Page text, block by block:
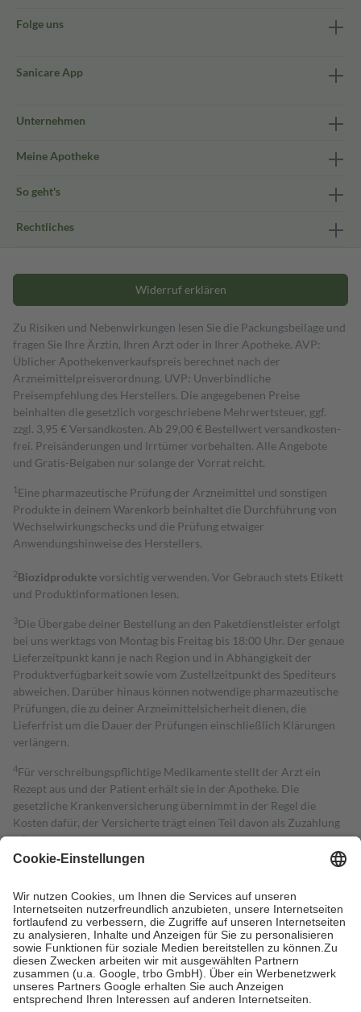
Folge uns
Sanicare App
Unternehmen
Meine Apotheke
So geht's
Rechtliches
Widerruf erklären
Zu Risiken und Nebenwirkungen lesen Sie die Packungsbeilage und
fragen Sie Ihre Ärztin, Ihren Arzt oder in Ihrer Apotheke. AVP:
Üblicher Apothekenverkaufspreis berechnet nach der
Arzneimittelpreisverordnung. UVP: Unverbindliche
Preisempfehlung des Herstellers. Die angegebenen Preise
beinhalten die gesetzlich vorgeschriebene Mehrwertsteuer, ggf.
zzgl. 3,95 € Versandkosten. Ab 29,00 € Bestell­wert versand­kosten­
frei. Preisänderungen und Irrtümer vorbehalten. Alle Angebote
und Gratis-Beigaben nur solange der Vorrat reicht.
1 Eine pharmazeutische Prüfung der Arzneimittel und sonstigen
Produkte in deinem Warenkorb beinhaltet die Durchführung von
Wechselwirkungschecks und die Prüfung etwaiger
Anwendungshinweise des Herstellers.
2Biozidproduktevorsichtig verwenden. Vor Gebrauch stets Etikett
und Produktinformationen lesen.
3Die Übergabe deiner Bestellung an den Paketdienstleister erfolgt
bei uns werktags von Montag bis Freitag bis 18:00 Uhr. Der genaue
Lieferzeitpunkt kann je nach Region und in Abhängigkeit der
Produktverfügbarkeit sowie vom Zustellzeitpunkt des Spediteurs
abweichen. Darüber hinaus können notwendige pharmazeutische
Prüfungen, die zu deiner Arzneimittelsicherheit dienen, die
Lieferfrist um die Dauer der Prüfungen einschließlich Klärungen
verlängern.
4Für verschreibungspflichtige Medikamente stellt der Arzt ein
Rezept aus und der Patient erhält sie in der Apotheke. Die
gesetzliche Krankenversicherung übernimmt in der Regel die
Kosten dafür, der Versicherte trägt einen Teil davon als Zuzahlung
mit.
Grundsätzlich leisten Mitglieder Zuzahlungen in Höhe von zehn
höchstens zehn Euro.
Es sind jedoch nie mehr als die tatsächlichen
Kosten der Leistung zu entrichten.
Diese Regeln gelten grundsätzlich auch für Online-Apotheken.
Bei Heilmitteln und häuslicher Krankenpflege beträgt die
Zuzahlung zehn Prozent der Kosten sowie zehn Euro je
Verordnung.
Um das Engagement der Versicherten für ihre eigene Gesundheit zu
stärken und die besondere Stellung der Familie zu unterstützen,